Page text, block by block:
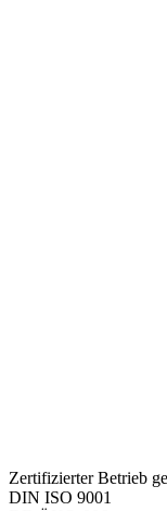
Zertifizierter Betrieb
DIN ISO 9001